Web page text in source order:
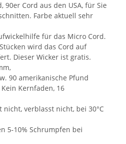
90er Cord aus den USA, für Sie
Farbe aktuell sehr
für das Micro Cord.
wird das Cord auf
Dieser Wicker ist gratis.
90 amerikanische Pfund
Kernfaden, 16
nicht, verblasst nicht, bei 30°C
5-10% Schrumpfen bei